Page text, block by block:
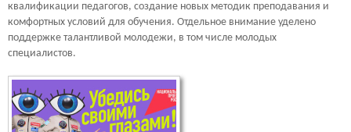
квалификации педагогов, создание новых методик преподавания и
комфортных условий для обучения. Отдельное внимание уделено
поддержке талантливой молодежи, в том числе молодых
специалистов.